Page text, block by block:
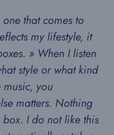
that comes to
my lifestyle, it
» When I listen
style or what kind
you
matters. Nothing
I do not like this